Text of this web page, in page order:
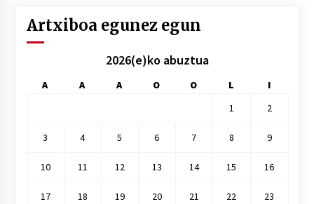
Artxiboa egunez egun
2026(e)ko abuztua
A A A O O L
I
1
2
3 4 5 6 7 8 9
10 11 12 13 14 15 16
17 18 19 20 21 22 23